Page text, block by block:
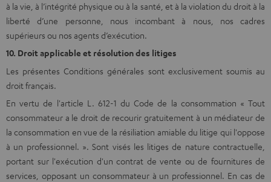
à la vie, à l’intégrité physique ou à la santé, et à la violation du droit à la
liberté d’une personne, nous incombant à nous, nos cadres
supérieurs ou nos agents d’exécution.
10. Droit applicable et résolution des litiges
Les présentes Conditions générales sont exclusivement soumis au
droit français.
En vertu de l'article L. 612-1 du Code de la consommation « Tout
consommateur a le droit de recourir gratuitement à un médiateur de
la consommation en vue de la résiliation amiable du litige qui l'oppose
à un professionnel. ». Sont visés les litiges de nature contractuelle,
portant sur l'exécution d'un contrat de vente ou de fournitures de
services, opposant un consommateur à un professionnel. En cas de